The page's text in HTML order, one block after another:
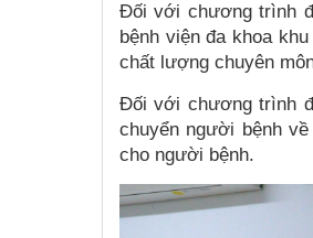
Đối với chương trình
bệnh viện đa khoa
chất lượng chuyên
Đối với chương trình
chuyển người bệnh
cho người bệnh.